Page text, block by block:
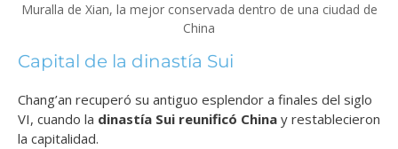
Muralla de Xian, la mejor conservada dentro de una ciudad de
China
Capital de la dinastía Sui
Chang’an recuperó su antiguo esplendor a finales del siglo
VI, cuando la dinastía Sui reunificó China y restablecieron
la capitalidad.